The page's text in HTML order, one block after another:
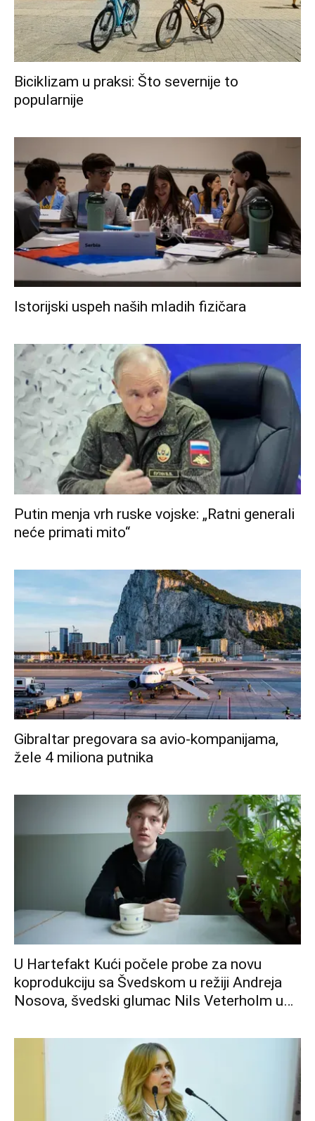
Biciklizam u praksi: Što severnije to
popularnije
Istorijski uspeh naših mladih fizičara
Putin menja vrh ruske vojske: „Ratni generali
neće primati mito“
Gibraltar pregovara sa avio-kompanijama,
žele 4 miliona putnika
U Hartefakt Kući počele probe za novu
koprodukciju sa Švedskom u režiji Andreja
Nosova, švedski glumac Nils Veterholm u